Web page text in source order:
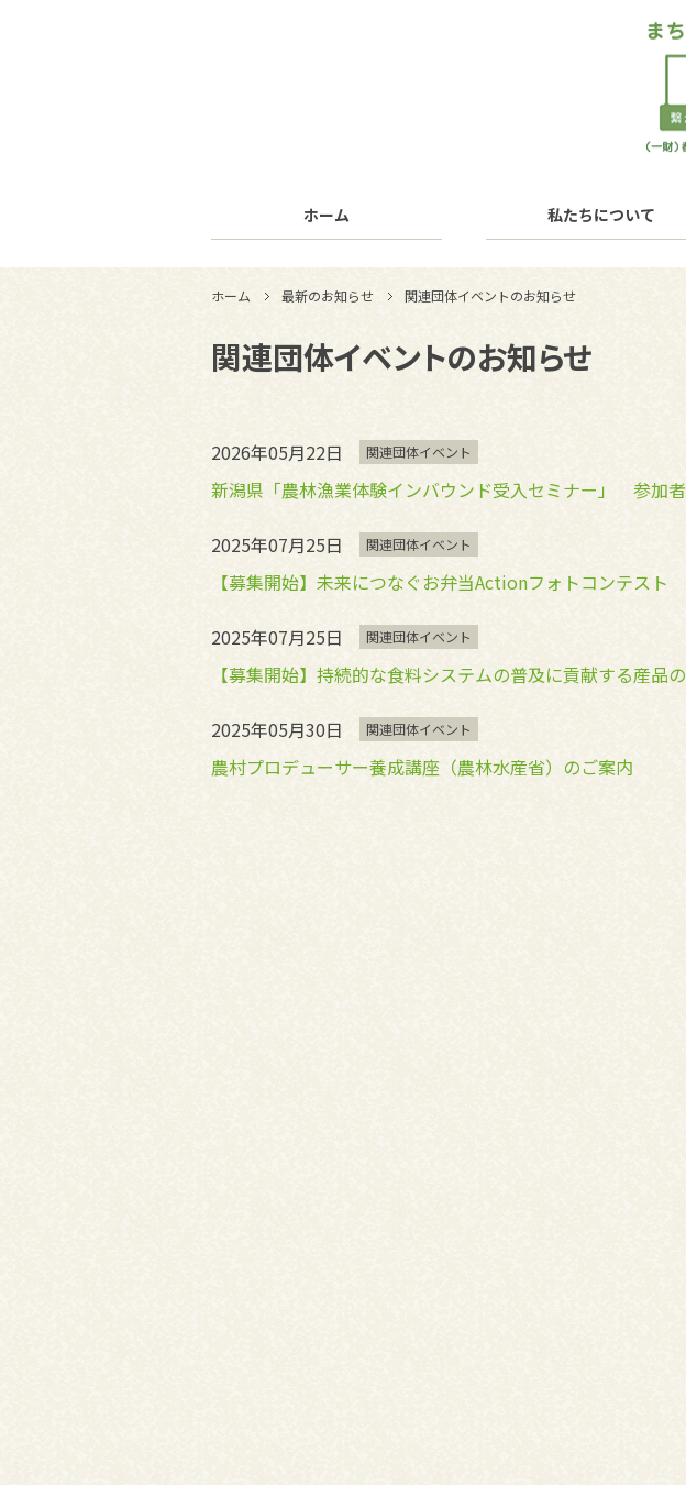
ホーム 私たちについて
ホーム 最新のお知らせ 関連団体イベントのお知らせ
関連団体イベントのお知らせ
2026年05月22日 関連団体イベント
新潟県「農林漁業体験インバウンド受入セミナー」 参加
2025年07月25日 関連団体イベント
【募集開始】未来につなぐお弁当Actionフォトコンテスト
2025年07月25日 関連団体イベント
【募集開始】持続的な食料システムの普及に貢献する産品
2025年05月30日 関連団体イベント
農村プロデューサー養成講座（農林水産省）のご案内